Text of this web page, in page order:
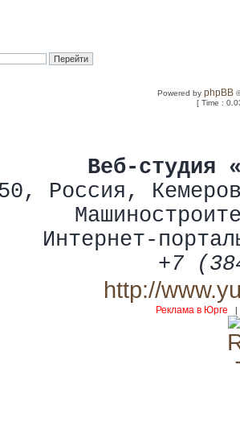
Powered byphpBB
[ Time :
Веб-студия
, Россия ,
Интернет-
+7
http://
Реклама в Юрге